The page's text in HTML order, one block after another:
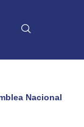
Nacional